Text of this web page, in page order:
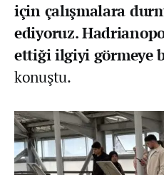
için çalışmalara
ediyoruz.
ettiği ilgiyi görmeye
konuştu.